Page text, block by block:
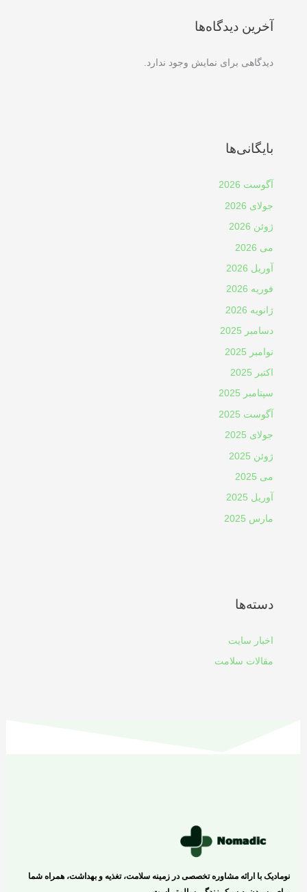
آخرین دیدگاه‌ها
دیدگاهی برای نمایش وجود ندارد.
بایگانی‌ها
آگوست 2026
جولای 2026
ژوئن 2026
می 2026
آوریل 2026
فوریه 2026
ژانویه 2026
دسامبر 2025
نوامبر 2025
اکتبر 2025
سپتامبر 2025
آگوست 2025
جولای 2025
ژوئن 2025
می 2025
آوریل 2025
مارس 2025
دسته‌ها
اخبار سایت
مقالات سلامت
نومادیک با ارائه مشاوره تخصصی در زمینه سلامت، تغذیه و بهداشت، همراه شما